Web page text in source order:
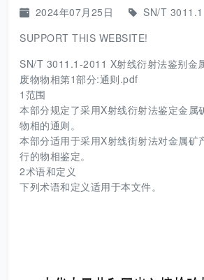
2024年07月25日
SN/T 3011.1
SUPPORT THIS WEBSITE!
SN/T 3011.1-2011 X射线衍射法鉴别金
废物物相第1部分:通则.pdf
1范围
本部分规定了采用X射线衍射法鉴定金属
物相的通则。
本部分适用于采用X射线街射法对金属矿
行的物相鉴定。
2术语和定义
下列术语和定义适用于本文件。